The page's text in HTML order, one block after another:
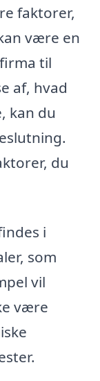
faktorer,
være en
til
af, hvad
kan du
du
i
som
vil
være